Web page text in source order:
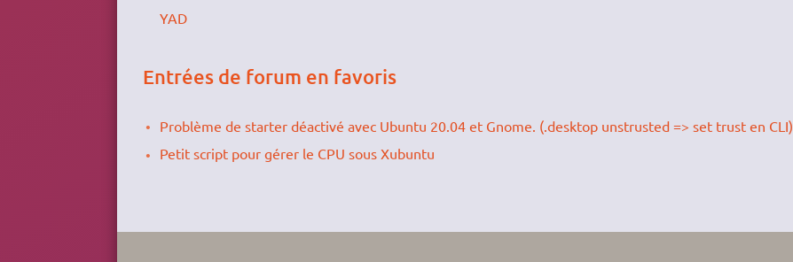
YAD
Entrées de forum en favoris
Problème de starter déactivé avec Ubuntu 20.04 et Gnome. (.desktop unstrusted => set trust en CLI)
Petit script pour gérer le CPU sous Xubuntu